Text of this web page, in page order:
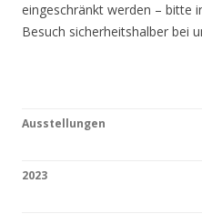
eingeschränkt werden – bitte
Besuch sicherheitshalber bei
Ausstellungen
2023